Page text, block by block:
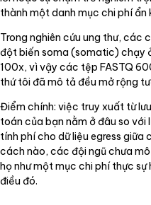
thành một danh mục chi phí
Trong nghiên cứu ung thư, các
đột biến soma (somatic) chạy
100x, vì vậy các tệp FASTQ
thứ tôi đã mô tả đều mở rộng
Điểm chính: việc truy xuất từ
toán của bạn nằm ở đâu so với
tính phí cho dữ liệu egress
cách nào, các đội ngũ chưa
họ như một mục chi phí thực sự
điều đó.